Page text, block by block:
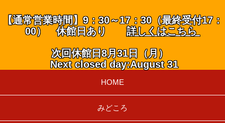
【通常営業時間】9：30～17：30（最終受付17：
00） 休館日あり詳しくはこちら
次回休館日8月31日（月）
Next closed day:August 31
HOME
みどころ